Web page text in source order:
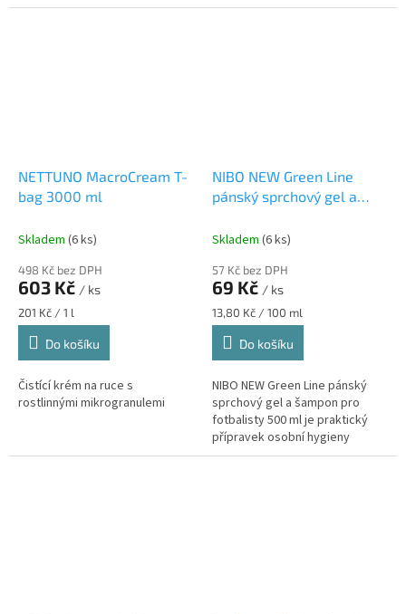
představují ideální kombinaci
inkousty, saze, tiskařskou
NETTUNO MacroCream T-
bag 3000 ml
Skladem (6 ks)
498 Kč bez DPH
603 Kč / ks
Měrná
cena:
201 Kč / 1 l
Do košíku
Čistící krém na ruce s
rostlinnými mikrogranulemi
NIBO NEW Green Line
pánský sprchový gel a
mlpánský sprchový gel a
sportovce
Skladem (6 ks)
57 Kč bez DPH
69 Kč / ks
Měrná
cena:
13,80 Kč / 100 ml
Do košíku
NIBO NEW Green Line pánský
sprchový gel a šampon pro
fotbalisty 500 ml je praktický
přípravek osobní hygieny
určený pro muže, kteří hledají